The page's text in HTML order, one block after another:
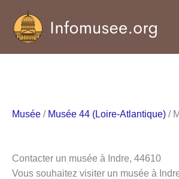
contenu
Musée / Musée 44 (Loire-Atlantique) /
Contacter un musée à Indre, 44610
Vous souhaitez visiter un musée à